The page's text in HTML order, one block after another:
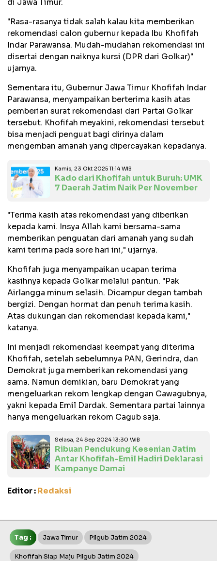
di Jawa Timur.
"Rasa-rasanya tidak salah kalau kita memberikan
rekomendasi calon gubernur kepada Ibu Khofifah
Indar Parawansa. Mudah-mudahan rekomendasi ini
disertai dengan naiknya kursi (DPR dari Golkar)"
ujarnya.
Sementara itu, Gubernur Jawa Timur Khofifah Indar
Parawansa, menyampaikan berterima kasih atas
pemberian surat rekomendasi dari Partai Golkar
tersebut. Khofifah meyakini, rekomendasi tersebut
bisa menjadi penguat bagi dirinya dalam
mengemban amanah yang dipercayakan kepadanya.
Kamis, 23 Okt 2025 11:14 WIB
Kado dari Khofifah untuk Buruh: UMK
7 Daerah Jatim Naik Per November
"Terima kasih atas rekomendasi yang diberikan
kepada kami. Insya Allah kami bersama-sama
memberikan penguatan dari amanah yang sudah
kami terima pada sore hari ini," ujarnya.
Khofifah juga menyampaikan ucapan terima
kasihnya kepada Golkar melalui pantun. "Pak
Airlangga minum selasih. Dicampur degan tambah
bergizi. Dengan hormat dan penuh terima kasih.
Atas dukungan dan rekomendasi kepada kami,"
katanya.
Ini menjadi rekomendasi keempat yang diterima
Khofifah, setelah sebelumnya PAN, Gerindra, dan
Demokrat juga memberikan rekomendasi yang
sama. Namun demikian, baru Demokrat yang
mengeluarkan rekom lengkap dengan Cawagubnya,
yakni kepada Emil Dardak. Sementara partai lainnya
hanya mengeluarkan rekom Cagub saja.
Selasa, 24 Sep 2024 13:30 WIB
Ribuan Pendukung Kesenian Jatim
Antar Khofifah-Emil Hadiri Deklarasi
Kampanye Damai
Editor :Redaksi
Tag : Jawa Timur Pilgub Jatim 2024
Khofifah Siap Maju Pilgub Jatim 2024